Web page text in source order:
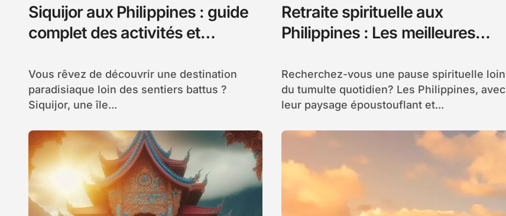
Siquijor aux Philippines : guide
complet des activités et
Vous rêvez de découvrir une destination
paradisiaque loin des sentiers battus ?
Siquijor, une île...
Retraite spirituelle aux
Philippines : Les meilleures
l’esprit
Recherchez-vous une pause spirituelle loin
du tumulte quotidien? Les Philippines, avec
leur paysage époustouflant et...